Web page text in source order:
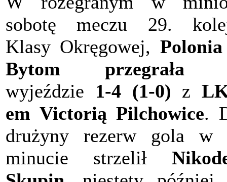
sobotę meczu 29.
Klasy Okręgowej,
Bytom przegrała
wyjeździe 1-4 (1-0) z
em Victorią Pilchowice.
drużyny rezerw gola w
minucie strzelił